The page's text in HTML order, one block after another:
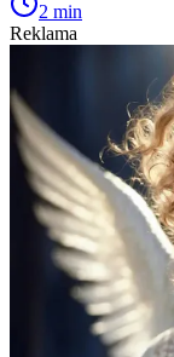
2 min
Reklama